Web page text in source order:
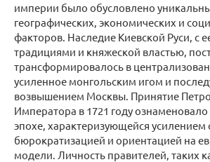
империи было обусловлено
географических, экономических и
факторов. Наследие Киевской Руси, с
традициями и княжеской властью,
трансформировалось в
усиленное монгольским игом и
возвышением Москвы. Принятие
Императора в 1721 году
эпохе, характеризующейся
бюрократизацией и ориентацией на
модели. Личность правителей, таких